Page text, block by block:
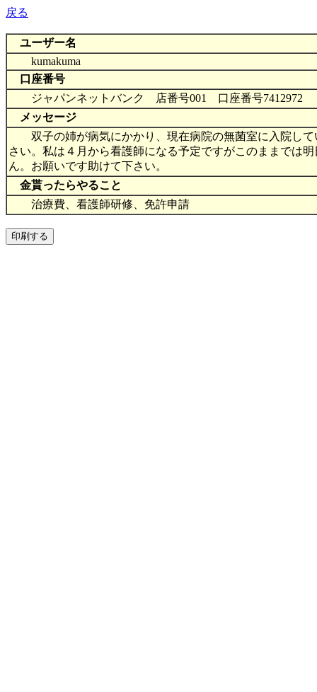
戻る
ユーザー名
kumakuma
口座番号
ジャパンネットバンク 店番号001 口座番号7412972
メッセージ
双子の姉が病気にかかり、現在病院の無菌室に入院して
さい。私は４月から看護師になる予定ですがこのままでは
ん。お願いです助けて下さい。
金貰ったらやること
治療費、看護師研修、免許申請